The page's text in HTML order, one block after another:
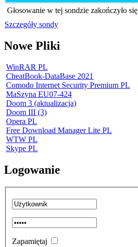
Głosowanie w tej sondzie zakończyło się
Szczegóły sondy
Nowe Pliki
WinRAR PL
CheatBook-DataBase 2021
Comodo Internet Security Premium PL
MaSzyna EU07-424
Doom 3 (aktualizacja)
Doom III (3)
Opera PL
Free Download Manager Lite PL
WTW PL
Skype PL
Logowanie
Zapamiętaj